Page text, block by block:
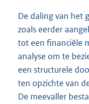
De daling van het
zoals eerder
tot een financiële
analyse om te
een structurele
ten opzichte van
De meevaller